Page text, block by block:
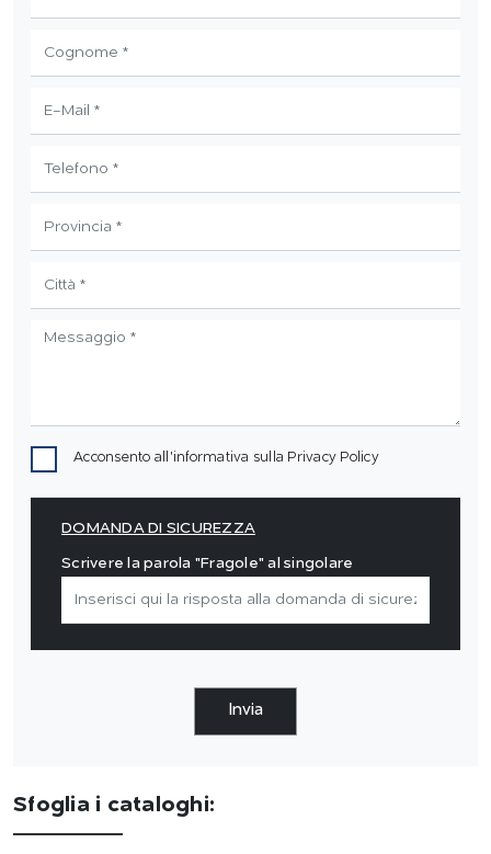
Acconsento all'informativa sulla Privacy Policy
DOMANDA DI SICUREZZA
Scrivere la parola "Fragole" al singolare
Invia
Sfoglia i cataloghi: